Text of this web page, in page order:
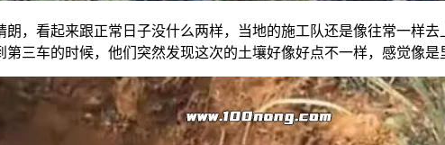
，看起来跟正常日子没什么两样，当地的施工队还是像往常一样
三车的时候，他们突然发现这次的土壤好像好点不一样，感觉像是